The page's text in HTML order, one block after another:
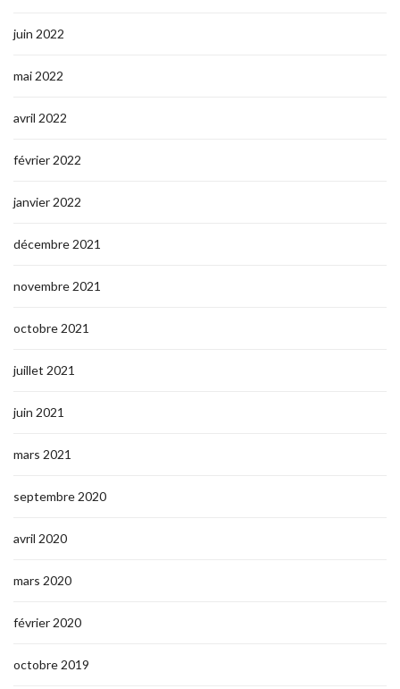
juin 2022
mai 2022
avril 2022
février 2022
janvier 2022
décembre 2021
novembre 2021
octobre 2021
juillet 2021
juin 2021
mars 2021
septembre 2020
avril 2020
mars 2020
février 2020
octobre 2019